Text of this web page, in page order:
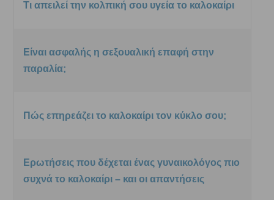
Τι απειλεί την κολπική σου υγεία το καλοκαίρι
Είναι ασφαλής η σεξουαλική επαφή στην
παραλία;
Πώς επηρεάζει το καλοκαίρι τον κύκλο σου;
Ερωτήσεις που δέχεται ένας γυναικολόγος πιο
συχνά το καλοκαίρι – και οι απαντήσεις